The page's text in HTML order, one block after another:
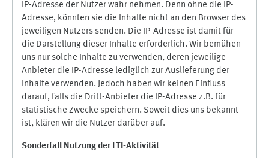
IP-Adresse der Nutzer wahr nehmen. Denn ohne die IP-
Adresse, könnten sie die Inhalte nicht an den Browser des
jeweiligen Nutzers senden. Die IP-Adresse ist damit für
die Darstellung dieser Inhalte erforderlich. Wir bemühen
uns nur solche Inhalte zu verwenden, deren jeweilige
Anbieter die IP-Adresse lediglich zur Auslieferung der
Inhalte verwenden. Jedoch haben wir keinen Einfluss
darauf, falls die Dritt-Anbieter die IP-Adresse z.B. für
statistische Zwecke speichern. Soweit dies uns bekannt
ist, klären wir die Nutzer darüber auf.
Sonderfall Nutzung der LTI-Aktivität